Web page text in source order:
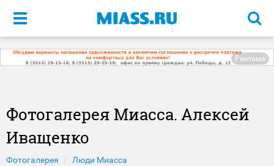
Меню
Реклама
Фотогалерея Миасса. Алексей
Иващенко
Фотогалерея
Люди Миасса